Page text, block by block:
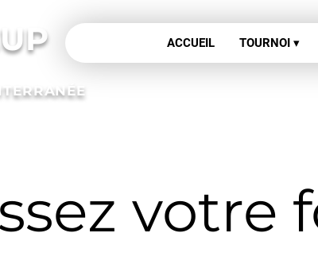
ACCUEIL TOURNOI ▾
votre